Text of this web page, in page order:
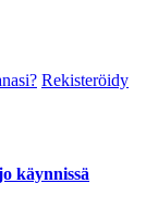
Rekisteröidy
käynnissä